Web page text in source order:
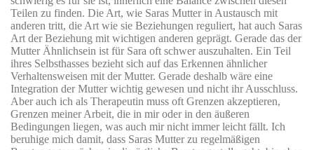
Teilen zu finden. Die Art, wie Saras Mutter in Austausch mit
anderen tritt, die Art wie sie Beziehungen reguliert, hat auch Saras
Art der Beziehung mit wichtigen anderen geprägt. Gerade das der
Mutter Ähnlichsein ist für Sara oft schwer auszuhalten. Ein Teil
ihres Selbsthasses bezieht sich auf das Erkennen ähnlicher
Verhaltensweisen mit der Mutter. Gerade deshalb wäre eine
Integration der Mutter wichtig gewesen und nicht ihr Ausschluss.
Aber auch ich als Therapeutin muss oft Grenzen akzeptieren,
Grenzen meiner Arbeit, die in mir oder in den äußeren
Bedingungen liegen, was auch mir nicht immer leicht fällt. Ich
beruhige mich damit, dass Saras Mutter zu regelmäßigen